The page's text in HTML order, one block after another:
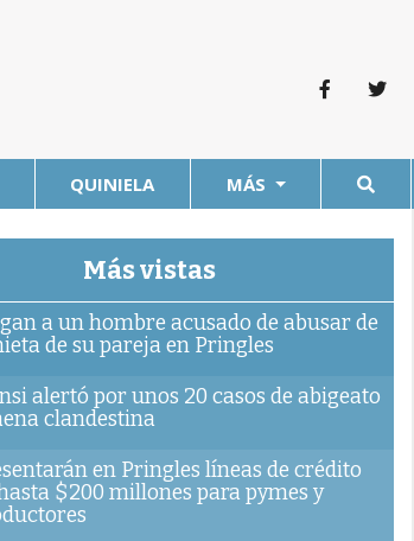
QUINIELA MÁS
Más vistas
a un hombre acusado de abusar de
de su pareja en Pringles
alertó por unos 20 casos de abigeato
clandestina
en Pringles líneas de crédito
$200 millones para pymes y